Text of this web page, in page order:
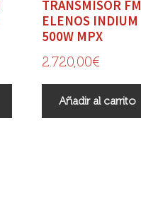
TRANSMISOR FM
ELENOS INDIUM
500W MPX
2.720,00€
Añadir al carrito